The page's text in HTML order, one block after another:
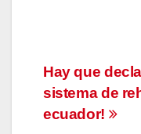
de
Hay que
sistema de
ecuador!